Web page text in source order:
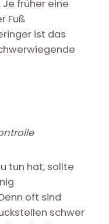
Je früher eine
Fuß
ist das
tun hat, sollte
oft sind
schwer